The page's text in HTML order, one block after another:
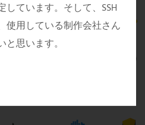
ています。そして、SSH
使用している制作会社さん
思います。